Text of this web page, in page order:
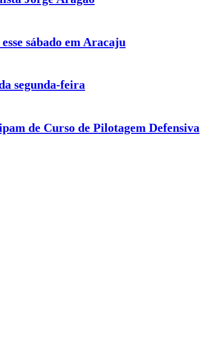
sábado em Aracaju
segunda-feira
de Curso de Pilotagem Defensiva